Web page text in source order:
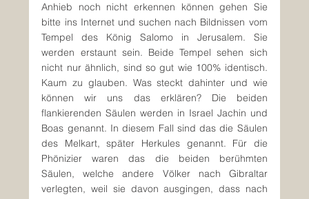
Anhieb noch nicht erkennen können gehen Sie
bitte ins Internet und suchen nach Bildnissen vom
Tempel des König Salomo in Jerusalem. Sie
werden erstaunt sein. Beide Tempel sehen sich
nicht nur ähnlich, sind so gut wie 100% identisch.
Kaum zu glauben. Was steckt dahinter und wie
können wir uns das erklären? Die beiden
flankierenden Säulen werden in Israel Jachin und
Boas genannt. In diesem Fall sind das die Säulen
des Melkart, später Herkules genannt. Für die
Phönizier waren das die beiden berühmten
Säulen, welche andere Völker nach Gibraltar
verlegten, weil sie davon ausgingen, dass nach